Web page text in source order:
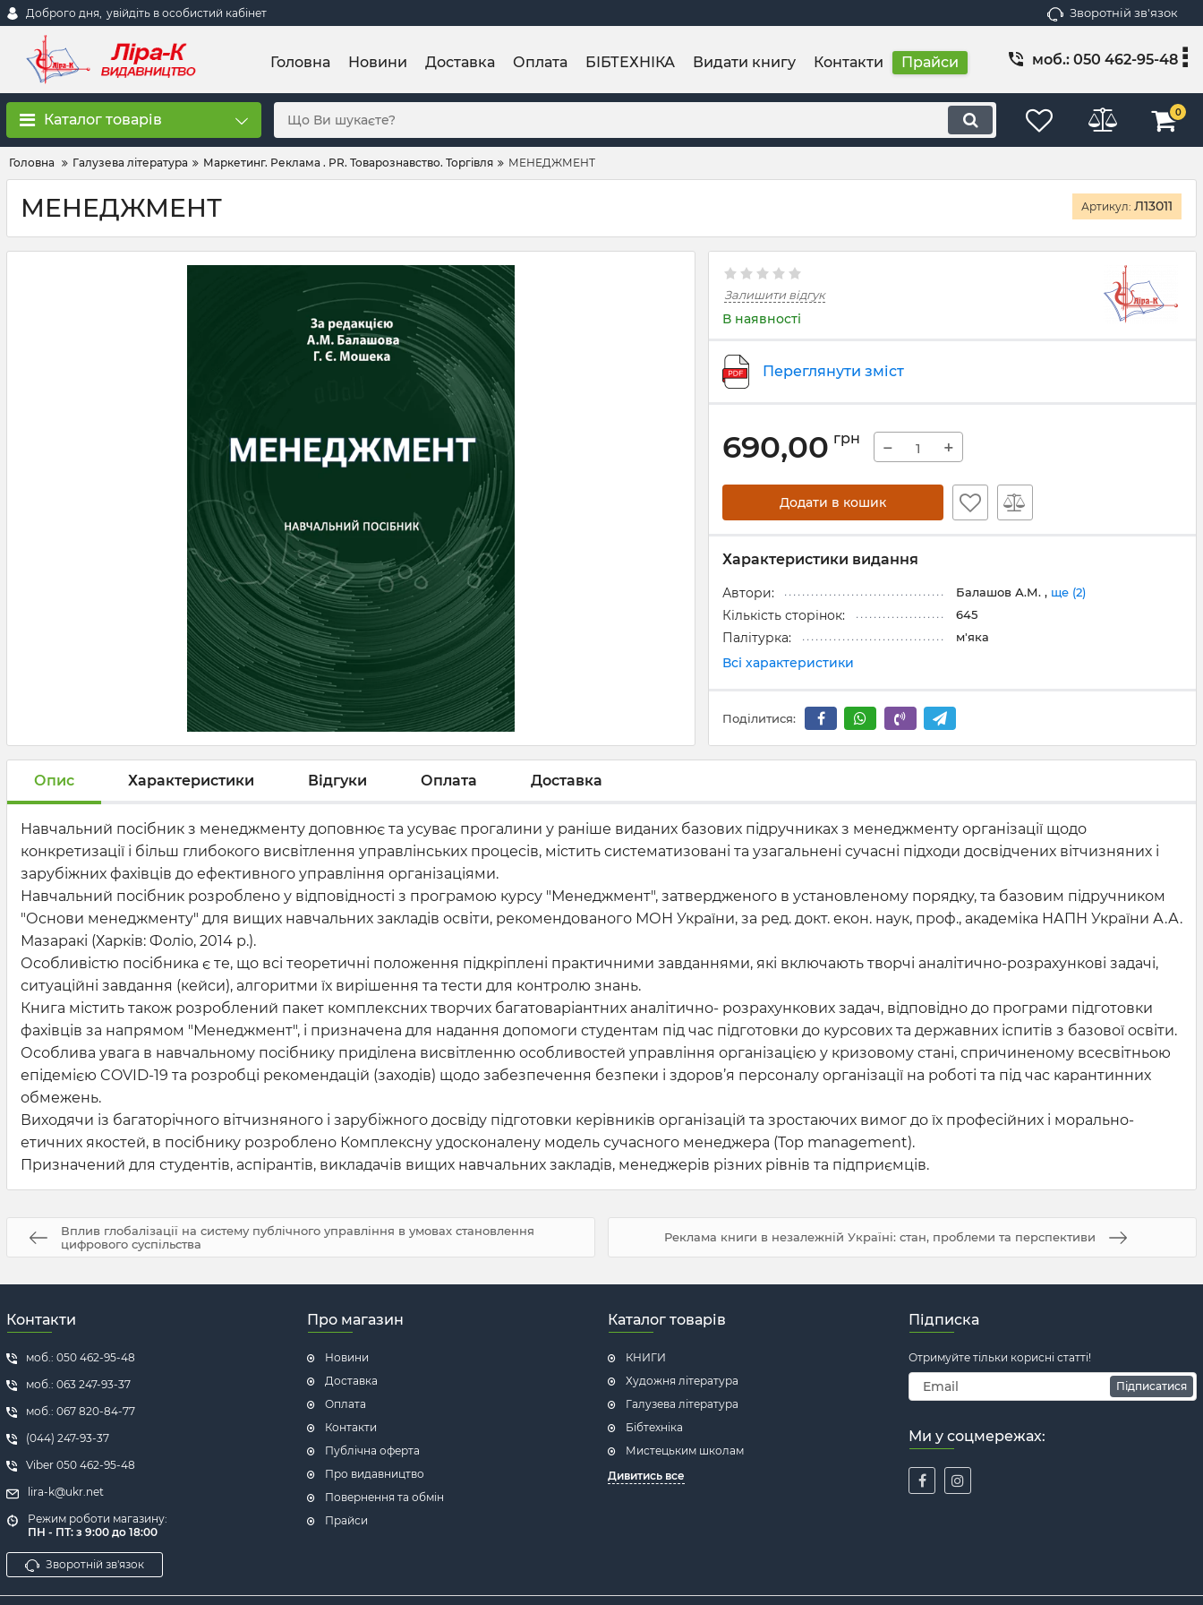
Доброго дня, увійдіть в особистий кабінет Зворотній зв'язок
Головна Новини Доставка Оплата БІБТЕХНІКА Видати книгу Контакти Прайси моб.: 050 462-95-48
Каталог товарів 0
Головна Галузева література Маркетинг. Реклама . PR. Товарознавство. Торгівля МЕНЕДЖМЕНТ
МЕНЕДЖМЕНТ Артикул: Л13011
Залишити відгук
В наявності
Переглянути зміст
690,00 грн − +
Додати в кошик
Характеристики видання
Автори: Балашов А.М. , ще (2)
Кількість сторінок: 645
Палітурка: м'яка
Всі характеристики
Поділитися:
Опис Характеристики Відгуки Оплата Доставка
Навчальний посібник з менеджменту доповнює та усуває прогалини у раніше виданих базових підручниках з менеджменту організації щодо
конкретизації і більш глибокого висвітлення управлінських процесів, містить систематизовані та узагальнені сучасні підходи досвідчених вітчизняних і
зарубіжних фахівців до ефективного управління організаціями.
Навчальний посібник розроблено у відповідності з програмою курсу "Менеджмент", затвердженого в установленому порядку, та базовим підручником
"Основи менеджменту" для вищих навчальних закладів освіти, рекомендованого МОН України, за ред. докт. екон. наук, проф., академіка НАПН України А.А.
Мазаракі (Харків: Фоліо, 2014 р.).
Особливістю посібника є те, що всі теоретичні положення підкріплені практичними завданнями, які включають творчі аналітично-розрахункові задачі,
ситуаційні завдання (кейси), алгоритми їх вирішення та тести для контролю знань.
Книга містить також розроблений пакет комплексних творчих багатоваріантних аналітично- розрахункових задач, відповідно до програми підготовки
фахівців за напрямом "Менеджмент", і призначена для надання допомоги студентам під час підготовки до курсових та державних іспитів з базової освіти.
Особлива увага в навчальному посібнику приділена висвітленню особливостей управління організацією у кризовому стані, спричиненому всесвітньою
епідемією COVID-19 та розробці рекомендацій (заходів) щодо забезпечення безпеки і здоров’я персоналу організації на роботі та під час карантинних
обмежень.
Виходячи із багаторічного вітчизняного і зарубіжного досвіду підготовки керівників організацій та зростаючих вимог до їх професійних і морально-
етичних якостей, в посібнику розроблено Комплексну удосконалену модель сучасного менеджера (Top management).
Призначений для студентів, аспірантів, викладачів вищих навчальних закладів, менеджерів різних рівнів та підприємців.
Вплив глобалізації на систему публічного управління в умовах становлення
цифрового суспільства
Реклама книги в незалежній Україні: стан, проблеми та перспективи
Контакти
моб.: 050 462-95-48
моб.: 063 247-93-37
моб.: 067 820-84-77
(044) 247-93-37
Viber 050 462-95-48
lira-k@ukr.net
Режим роботи магазину:
ПН - ПТ: з 9:00 до 18:00
Зворотній зв'язок
Про магазин
Новини
Доставка
Оплата
Контакти
Публічна оферта
Про видавництво
Повернення та обмін
Прайси
Каталог товарів
КНИГИ
Художня література
Галузева література
Бібтехніка
Мистецьким школам
Дивитись все
Підписка
Отримуйте тільки корисні статті!
Підписатися
Ми у соцмережах: